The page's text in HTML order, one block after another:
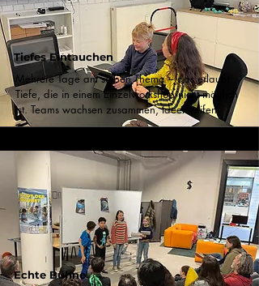
Tiefes Eintauchen
Mehrere Tage am selben Thema – das erlaubt
Tiefe, die in einem Einzelworkshop nicht möglich
ist. Teams wachsen zusammen, Ideen reifen.
Echte Bühne